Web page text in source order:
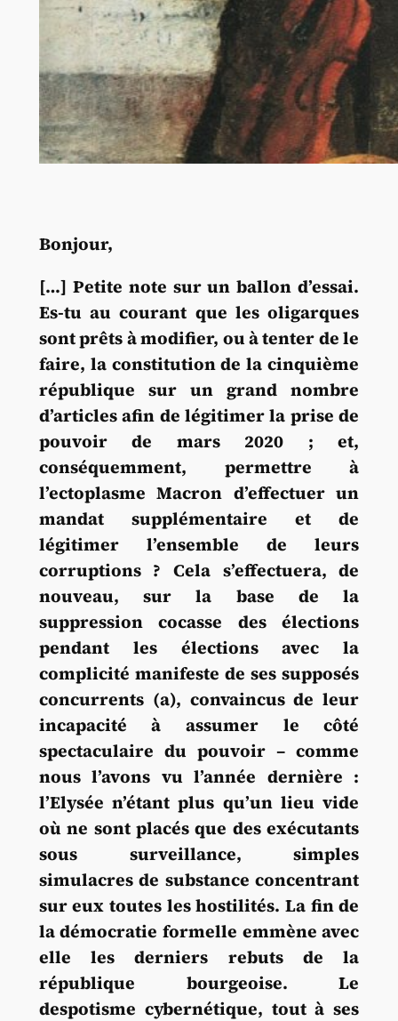
Bonjour,
[…] Petite note sur un ballon d’essai.
Es-tu au courant que les oligarques
sont prêts à modifier, ou à tenter de le
faire, la constitution de la cinquième
république sur un grand nombre
d’articles afin de légitimer la prise de
pouvoir de mars 2020 ; et,
conséquemment, permettre à
l’ectoplasme Macron d’effectuer un
mandat supplémentaire et de
légitimer l’ensemble de leurs
corruptions ? Cela s’effectuera, de
nouveau, sur la base de la
suppression cocasse des élections
pendant les élections avec la
complicité manifeste de ses supposés
concurrents (a), convaincus de leur
incapacité à assumer le côté
spectaculaire du pouvoir – comme
nous l’avons vu l’année dernière :
l’Elysée n’étant plus qu’un lieu vide
où ne sont placés que des exécutants
sous surveillance, simples
simulacres de substance concentrant
sur eux toutes les hostilités. La fin de
la démocratie formelle emmène avec
elle les derniers rebuts de la
république bourgeoise. Le
despotisme cybernétique, tout à ses